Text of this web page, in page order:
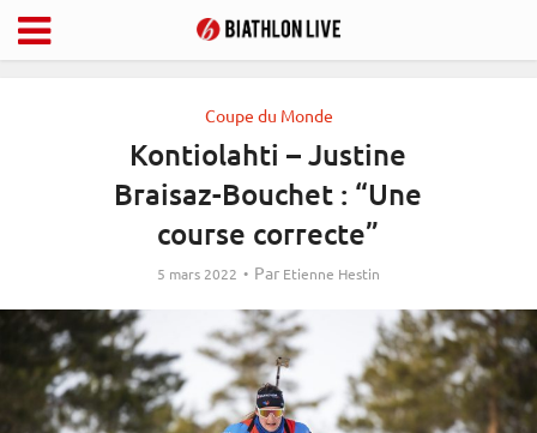
Coupe du Monde
Kontiolahti – Justine
Braisaz-Bouchet : “Une
course correcte”
5 mars 2022 Par Etienne Hestin